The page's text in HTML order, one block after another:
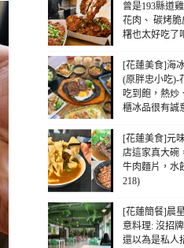
曾是193縣道
花肉、 碳烤
糬也太好吃了
[花蓮美食]海
(原胖忠小吃)-
吃到飽，熱炒
櫃冰品很有誠
[花蓮美食]元
店這家真大碗
牛肉麵片，水
218)
[花蓮簡餐]晨
意料理: 沒招
還以為是私人